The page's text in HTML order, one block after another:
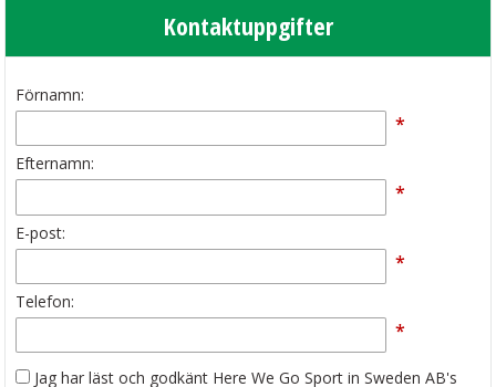
Kontaktuppgifter
Förnamn:
*
Efternamn:
*
E-post:
*
Telefon:
*
Jag har läst och godkänt Here We Go Sport in Sweden AB's